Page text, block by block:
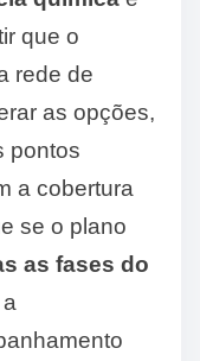
que o
rede de
as opções,
pontos
a cobertura
se o plano
as fases do